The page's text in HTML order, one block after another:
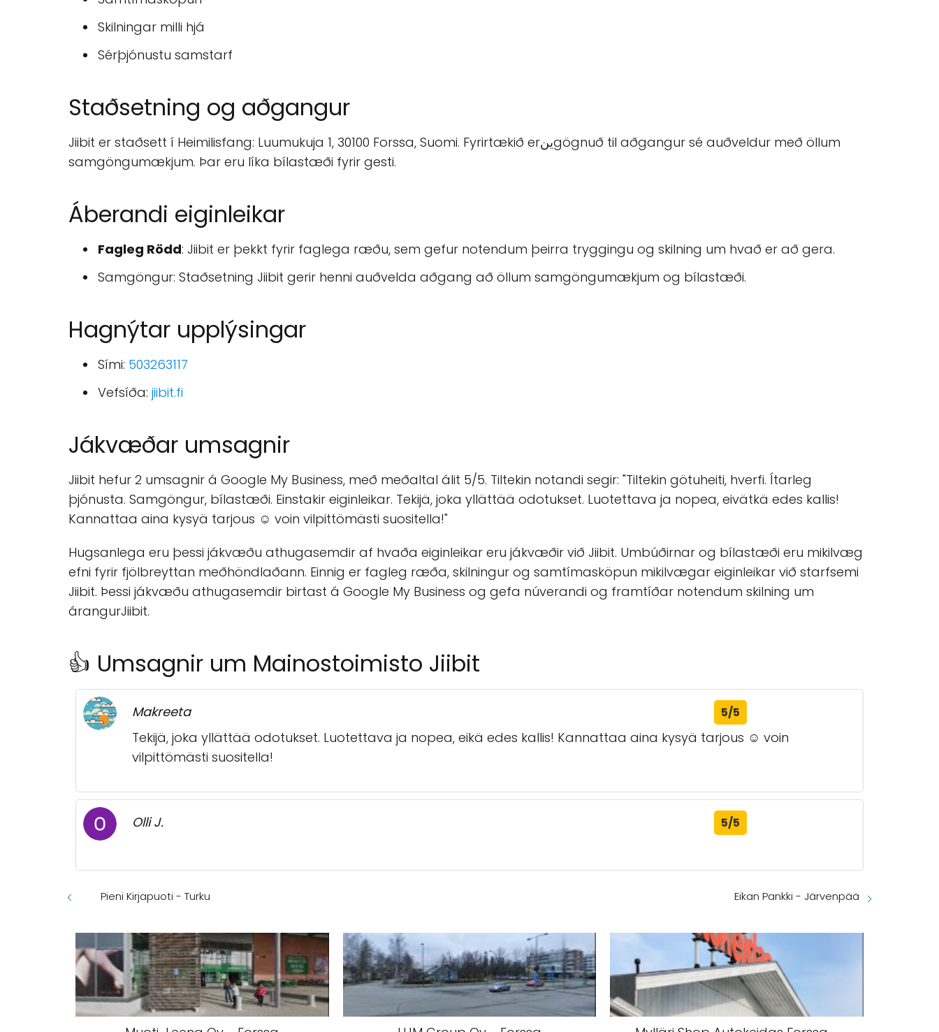
Skilningar milli hjá
Sérþjónustu samstarf
Staðsetning og aðgangur
Jiibit er staðsett í Heimilisfang: Luumukuja 1, 30100 Forssa, Suomi. Fyrirtækið erينgögnuð til aðgangur sé auðveldur með öllum
samgöngumækjum. Þar eru líka bílastæði fyrir gesti.
Áberandi eiginleikar
Fagleg Rödd: Jiibit er þekkt fyrir faglega ræðu, sem gefur notendum þeirra tryggingu og skilning um hvað er að gera.
Samgöngur: Staðsetning Jiibit gerir henni auðvelda aðgang að öllum samgöngumækjum og bílastæði.
Hagnýtar upplýsingar
Sími: 503263117
Vefsíða: jiibit.fi
Jákvæðar umsagnir
Jiibit hefur 2 umsagnir á Google My Business, með meðaltal álit 5/5. Tiltekin notandi segir: "Tiltekin götuheiti, hverfi. Ítarleg
þjónusta. Samgöngur, bílastæði. Einstakir eiginleikar. Tekijä, joka yllättää odotukset. Luotettava ja nopea, eivätkä edes kallis!
Kannattaa aina kysyä tarjous ☺️ voin vilpittömästi suositella!"
Hugsanlega eru þessi jákvæðu athugasemdir af hvaða eiginleikar eru jákvæðir við Jiibit. Umbúðirnar og bílastæði eru mikilvæg
efni fyrir fjölbreyttan meðhöndlaðann. Einnig er fagleg ræða, skilningur og samtímasköpun mikilvægar eiginleikar við starfsemi
Jiibit. Þessi jákvæðu athugasemdir birtast á Google My Business og gefa núverandi og framtíðar notendum skilning um
árangurJiibit.
👍 Umsagnir um Mainostoimisto Jiibit
Makreeta 5/5
Tekijä, joka yllättää odotukset. Luotettava ja nopea, eikä edes kallis! Kannattaa aina kysyä tarjous ☺️ voin
vilpittömästi suositella!
Olli J. 5/5
Pieni Kirjapuoti - Turku Eikan Pankki - Järvenpää